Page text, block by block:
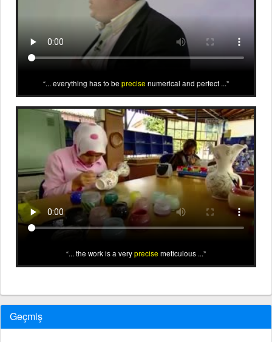
... everything has to be precise numerical and perfect ...
... the work is a veryprecise meticulous ...
Geçmiş